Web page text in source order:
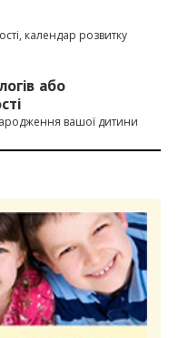
календар розвитку
або
вашої дитини